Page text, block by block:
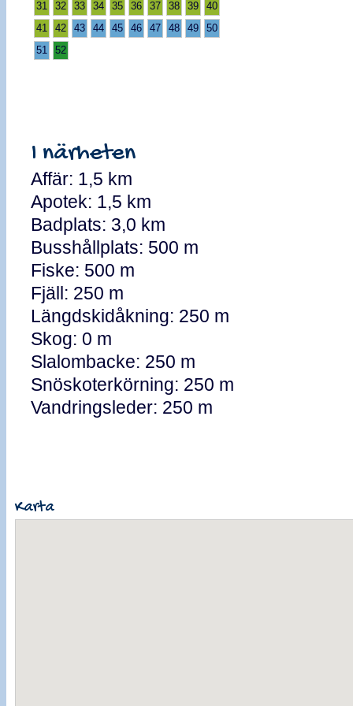
31 32 33 34 35 36 37 38 39
40
41
42 43 44 45 46 47 48 49
50
51
52
I närheten
Affär: 1,5 km
Apotek: 1,5 km
Badplats: 3,0 km
Busshållplats: 500 m
Fiske: 500 m
Fjäll: 250 m
Längdskidåkning: 250 m
Skog: 0 m
Slalombacke: 250 m
Snöskoterkörning: 250 m
Vandringsleder: 250 m
Karta